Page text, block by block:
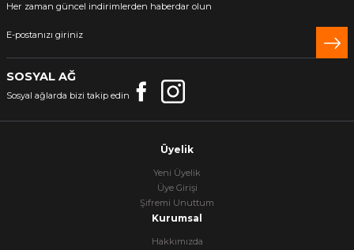
Her zaman güncel indirimlerden haberdar olun
SOSYAL AĞ
Sosyal ağlarda bizi takip edin
Üyelik
Yeni Üyelik
Üye Girişi
Şifremi Unuttum
Kurumsal
Hakkımızda